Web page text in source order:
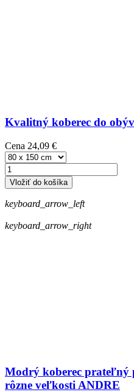
Kvalitný koberec do
Cena 24,09 €
Vložiť do košíka
keyboard_arrow_left
keyboard_arrow_right
Modrý koberec prateľný
rôzne veľkosti ANDRE